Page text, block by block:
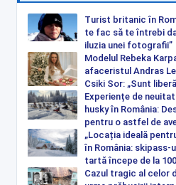
Turist britanic în
te fac să te întrebi
iluzia unei fotografii”
Modelul Rebeka
afaceristul Andras
Csiki Sor: „Sunt
Experiențe de
husky în România:
pentru o astfel de
„Locația ideală
în România: skipass-
tartă începe de la
Cazul tragic al celor